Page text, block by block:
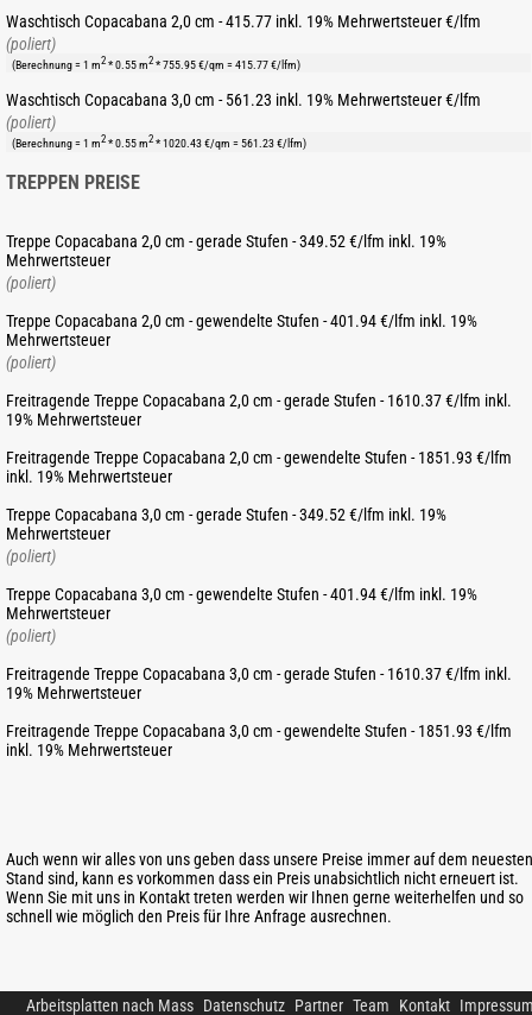
Waschtisch Copacabana 2,0 cm - 415.77 inkl. 19% Mehrwertsteuer €/lfm
(poliert)
(Berechnung = 1 m2 * 0.55 m2 * 755.95 €/qm = 415.77 €/lfm)
Waschtisch Copacabana 3,0 cm - 561.23 inkl. 19% Mehrwertsteuer €/lfm
(poliert)
(Berechnung = 1 m2 * 0.55 m2 * 1020.43 €/qm = 561.23 €/lfm)
TREPPEN PREISE
Treppe Copacabana 2,0 cm - gerade Stufen - 349.52 €/lfm inkl. 19%
Mehrwertsteuer
(poliert)
Treppe Copacabana 2,0 cm - gewendelte Stufen - 401.94 €/lfm inkl. 19%
Mehrwertsteuer
(poliert)
Freitragende Treppe Copacabana 2,0 cm - gerade Stufen - 1610.37 €/lfm inkl.
19% Mehrwertsteuer
Freitragende Treppe Copacabana 2,0 cm - gewendelte Stufen - 1851.93 €/lfm
inkl. 19% Mehrwertsteuer
Treppe Copacabana 3,0 cm - gerade Stufen - 349.52 €/lfm inkl. 19%
Mehrwertsteuer
(poliert)
Treppe Copacabana 3,0 cm - gewendelte Stufen - 401.94 €/lfm inkl. 19%
Mehrwertsteuer
(poliert)
Freitragende Treppe Copacabana 3,0 cm - gerade Stufen - 1610.37 €/lfm inkl.
19% Mehrwertsteuer
Freitragende Treppe Copacabana 3,0 cm - gewendelte Stufen - 1851.93 €/lfm
inkl. 19% Mehrwertsteuer
Auch wenn wir alles von uns geben dass unsere Preise immer auf dem neuesten
Stand sind, kann es vorkommen dass ein Preis unabsichtlich nicht erneuert ist.
Wenn Sie mit uns in Kontakt treten werden wir Ihnen gerne weiterhelfen und so
schnell wie möglich den Preis für Ihre Anfrage ausrechnen.
Kontakt
Team
Partner
Datenschutz
Arbeitsplatten nach Mass